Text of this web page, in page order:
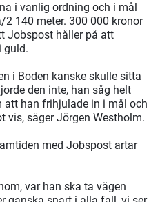
i vanlig ordning och i mål
140 meter. 300 000 kronor
Jobspost håller på att
guld.
i Boden kanske skulle sitta
den inte, han såg helt
han frihjulade in i mål och
vis, säger Jörgen Westholm.
med Jobspost artar
var han ska ta vägen